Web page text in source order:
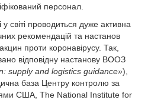
персонал.
світі проводиться дуже активна
рекомендацій та настанов
проти коронавірусу. Так,
відповідну настанову ВООЗ
supply and logistics guidance»),
база Центру контролю за
США, The National Institute for